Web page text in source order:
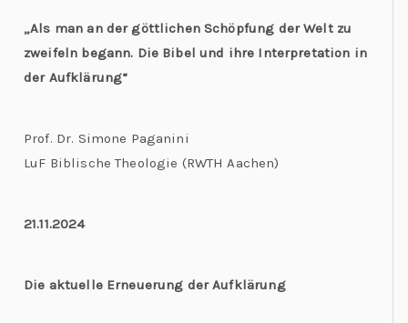
„Als man an der göttlichen Schöpfung der Welt zu
zweifeln begann. Die Bibel und ihre Interpretation in
der Aufklärung“
Prof. Dr. Simone Paganini
LuF Biblische Theologie (RWTH Aachen)
21.11.2024
Die aktuelle Erneuerung der Aufklärung